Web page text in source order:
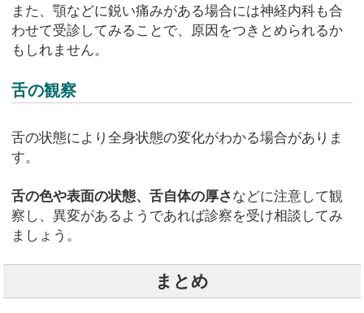
また、顎などに鋭い痛みがある場合には神経内科も合
わせて受診してみることで、原因をつきとめられるか
もしれません。
舌の観察
舌の状態により全身状態の変化がわかる場合がありま
す。
舌の色や表面の状態、舌自体の厚さ などに注意して観
察し、異変があるようであれば診察を受け相談してみ
ましょう。
まとめ